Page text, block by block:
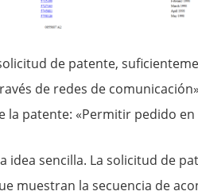
de patente,
de redes de
la patente: «Permitir pedido en
idea sencilla. La solicitud de
muestran la secuencia de